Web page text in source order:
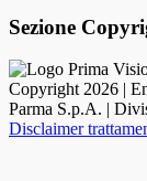
Sezione
Copyright 2026 |
Parma S.p.A. |
Disclaimer